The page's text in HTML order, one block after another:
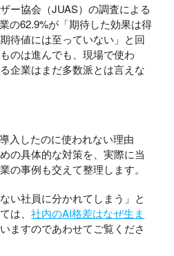
ー協会（JUAS）の調査による
の62.9%が「期待した効果は得
待値には至っていない」と回
のは進んでも、現場で使わ
企業はまだ多数派とは言えな
入したのに使われない理由
の具体的な対策を、実際に当
の事例も交えて整理します。
い社員に分かれてしまう」と
は、社内のAI格差はなぜ生ま
ますのであわせてご覧くださ